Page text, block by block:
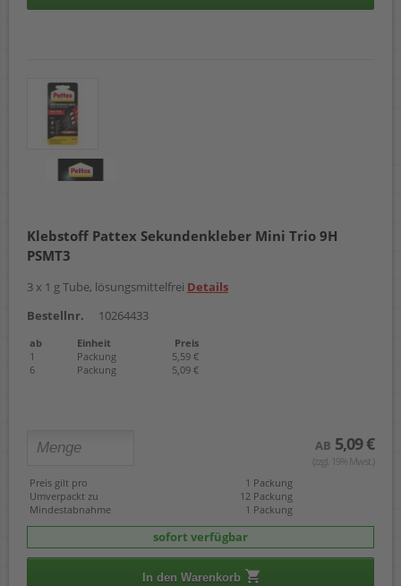
Klebstoff Pattex Sekundenkleber Mini Trio 9H
PSMT3
3 x 1 g Tube, lösungsmittelfrei Details
Bestellnr.
10264433
ab Einheit
Preis
1
Packung
5,59 €
6
Packung 5,09 €
AB 5,09 €
(zzgl. 19% Mwst.)
Preis gilt pro
1 Packung
Umverpackt zu
12 Packung
Mindestabnahme
1 Packung
sofort verfügbar
In den Warenkorb